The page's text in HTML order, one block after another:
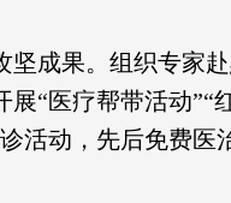
坚成果。组织专家
展“医疗帮带活动”“
活动，先后免费医